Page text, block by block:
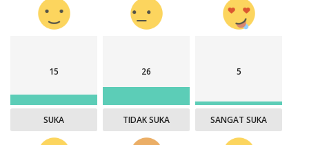
15
SUKA
26
TIDAK SUKA
5
SANGAT SUKA